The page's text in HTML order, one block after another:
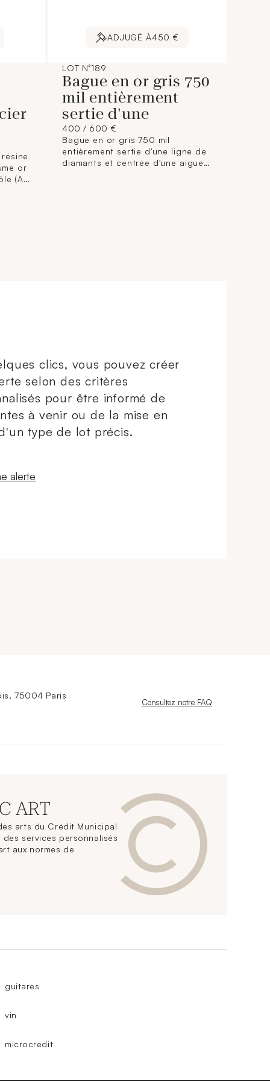
or
(Art
ADJUGÉ À450 €
LOT N°189
Bague en or gris 750
mil entièrement
sertie d'une
400 / 600 €
Bague en or gris 750 mil
entièrement sertie d'une ligne de
diamants et centrée d'une aigue
clics, vous pouvez créer
selon des critères
pour être informé de
à venir ou de la mise en
type de lot précis.
fenêtre
alerte
75004 Paris
Nouvelle fenêtre
Consultez notre FAQ
ART
arts du Crédit Municipal
services personnalisés
aux normes de
guitares
vin
microcredit